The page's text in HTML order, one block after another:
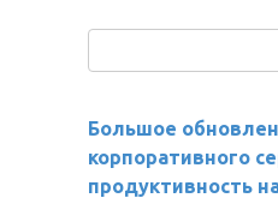
Большое
корпоративного
продуктивность